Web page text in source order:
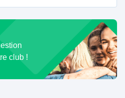
club !